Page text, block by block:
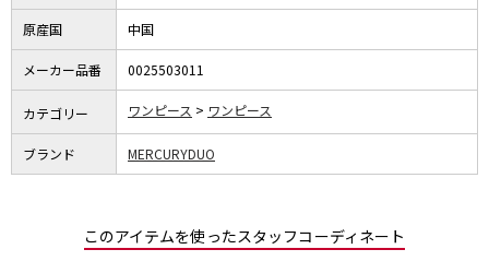
原産国 中国
メーカー品番 0025503011
カテゴリー ワンピース ワンピース
ブランド MERCURYDUO
このアイテムを使ったスタッフコーディネート